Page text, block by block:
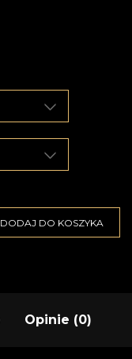
DODAJ DO KOSZYKA
Opinie (0)